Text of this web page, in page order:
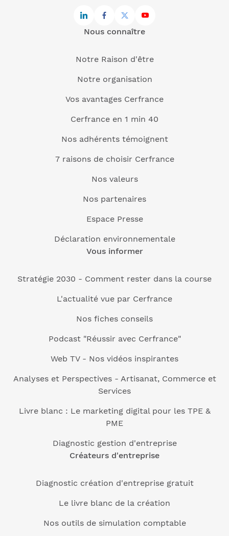
Nous connaître
Notre Raison d'être
Notre organisation
Vos avantages Cerfrance
Cerfrance en 1 min 40
Nos adhérents témoignent
7 raisons de choisir Cerfrance
Nos valeurs
Nos partenaires
Espace Presse
Déclaration environnementale
Vous informer
Stratégie 2030 - Comment rester dans la course
L'actualité vue par Cerfrance
Nos fiches conseils
Podcast "Réussir avec Cerfrance"
Web TV - Nos vidéos inspirantes
Analyses et Perspectives - Artisanat, Commerce et
Services
Livre blanc : Le marketing digital pour les TPE &
PME
Diagnostic gestion d'entreprise
Créateurs d'entreprise
Diagnostic création d'entreprise gratuit
Le livre blanc de la création
Nos outils de simulation comptable